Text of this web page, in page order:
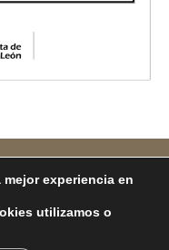
Suteal|Política de
experiencia en
utilizamos o